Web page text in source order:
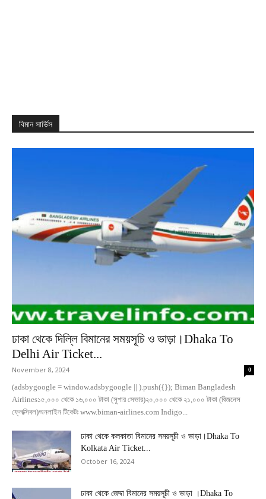
বিমান সার্ভিস
ঢাকা থেকে দিল্লি বিমানের সময়সূচি ও ভাড়া।Dhaka To
Delhi Air Ticket...
November 8, 2024 0
(adsbygoogle = window.adsbygoogle || ).push({}); Biman Bangladesh
Airlines১৫,০০০ থেকে ১৬,০০০ টাকা (সুপার সেভার)২০,০০০ থেকে ২১,০০০ টাকা (বিজনেস
ফ্লেক্সিবল)অনলাইন টিকেটঃ www.biman-airlines.com Indigo...
ঢাকা থেকে কলকাতা বিমানের সময়সূচী ও ভাড়া।Dhaka To
Kolkata Air Ticket...
October 16, 2024
ঢাকা থেকে জেদ্দা বিমানের সময়সূচী ও ভাড়া ।Dhaka To